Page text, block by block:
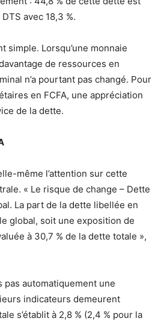
avec 18,3 %.
simple. Lorsqu’une monnaie
de ressources en
n’a pourtant pas changé. Pour
en FCFA, une appréciation
de la dette.
même l’attention sur cette
« Le risque de change – Dette
La part de la dette libellée en
global, soit une exposition de
à 30,7 % de la dette totale »,
automatiquement une
indicateurs demeurent
s’établit à 2,8 % (2,4 % pour la